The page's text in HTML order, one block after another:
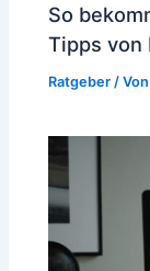
So
Tipps von
Ratgeber / Von